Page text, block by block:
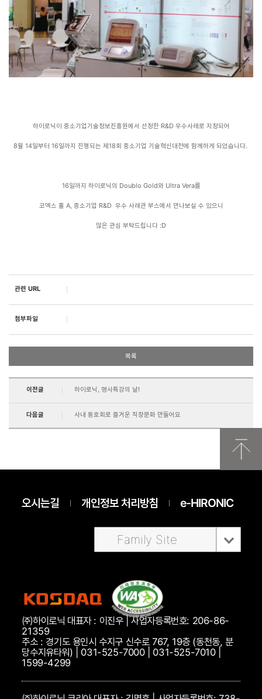
하이로닉이 중소기업기술정보진흥원에서 선정한 R&D 우수사례로 지정되어
​8월 14일부터 16일까지 진행되는 제18회 중소기업 기술혁신대전에 함께하게 되었습니다.
16일까지 하이로닉의 Doublo Gold와 Ultra Vera를
코엑스 홀 A, 중소기업 R&D 우수 사례관 부스에서 만나보실 수 있으니
많은 관심 부탁드립니다 :D​
관련 URL
첨부파일
목록
이전글 하이로닉, 명사특강의 날!
다음글 사내 동호회로 즐거운 직장문화 만들어요
오시는길 개인정보 처리방침 e-HIRONIC
㈜하이로닉 대표자 : 이진우 | 사업자등록번호: 206-86-
21359
주소 : 경기도 용인시 수지구 신수로 767, 19층 (동천동, 분
당수지유타워) | 031-525-7000 | 031-525-7010 |
1599-4299
Family Site